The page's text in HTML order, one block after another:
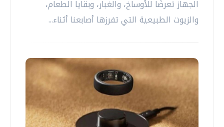
الجهاز تعرضًا للأوساخ، والغبار، وبقايا الطعام،
والزيوت الطبيعية التي تفرزها أصابعنا أثناء...